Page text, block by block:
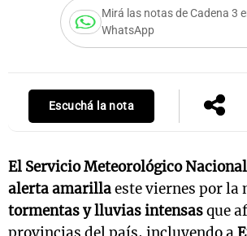
Mirá las notas de Cadena 3
WhatsApp
Escuchá la nota
El Servicio Meteorológico Nacional
alerta amarillaeste viernes por la
tormentas y lluvias intensasque
Notas
Mundial 2026